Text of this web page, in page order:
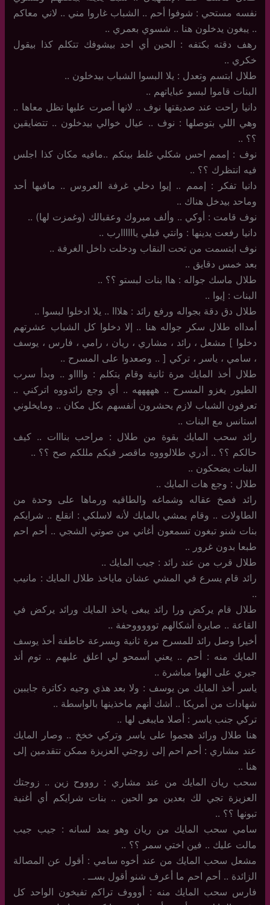
نفسه مستحي : شوفوا أحم .. الشباب غاروا مني .. لاني معاكم
.. يبغون يدخلون هنا .. شسوي بعمري ..
رهف دقته بكتفه : الحين أي احد بيشوفك تتكلم كذا بيقول
خكري ..
طلال ابتسم وتعدل : يلا البسوا الشباب بيدخلون ..
البنات قاموا لبسو عباياتهم ..
دانيا راحت عند صديقتها نوف .. لانها أصرت عليها تظل معاها ..
وهي اللي بتوصلها : نوف .. عيال خوالي بيدخلون .. تتضايقين
؟؟ ..
نوف : إممم احس شكلي غلط بينكم ..مافيه مكان كذا اجلس
فيه انتظرك ؟؟ ..
دانيا تفكر : إممم .. إيوا دخلي غرفة العروس .. مافيها أحد
وماحد بيدخل هناك ..
نوف قامت : أوكي .. وألف مبروك وعقبالك (وغمزت لها) ..
دانيا رفعت يدينها : وانتي قبلي ياااااارب ..
نوف ابتسمت من تحت النقاب ودخلت داخل الغرفة ..
بعد خمس دقايق ..
طلال ماسك جواله : هاا بنات لبستو ؟؟ ..
البنات : إيوا ..
طلال دق دقة بجواله ورفع رائد : هلااا .. يلا ادخلوا لبسوا ..
أمدااه طلال سكر جواله هنا .. إلا دخلوا كل الشباب عشرتهم
دخلوا ] مشعل ، رائد ، مشاري ، ريان ، رامي ، فارس ، يوسف
، سامي ، ياسر ، تركي [ .. وصعدوا على المسرح ..
طلال أخذ المايك مرة ثانية وقام يتكلم : وااااو .. وبدأ سرب
الطيور يغزو المسرح .. هههههه .. أي وجع رائدووه اتركني ..
تعرفون الشباب لازم يحشرون أنفسهم بكل مكان .. ومايخلوني
استانس مع البنات ..
رائد سحب المايك بقوة من طلال : مراحب بنااات .. كيف
حالكم ؟؟ .. أدري طلالوووه ماقصر فيكم مللكم صح ؟؟ ..
البنات يضحكون ..
طلال : وجع هات المايك ..
رائد فصخ عقاله وشماغه والطاقيه ورماها على وحدة من
الطاولات .. وقام يمشي بالمايك لأنه لاسلكي : انقلع .. شرايكم
بنات شنو تبغون تسمعون أغاني من صوتي الشجي .. أحم احم
طبعا بدون غرور ..
طلال قرب من عند رائد : جيب المايك ..
رائد قام يسرع في المشي عشان ماياخذ طلال المايك : مانيب
..
طلال قام يركض ورا رائد يبغى ياخذ المايك ورائد يركض في
القاعة .. صايرة أشكالهم توووووحفة ..
أخيرا وصل رائد للمسرح مرة ثانية وبسرعة خاطفة أخذ يوسف
المايك منه : أحم .. يعني أسمحو لي اعلق عليهم .. توم أند
جيري على الهوا مباشرة ..
ياسر أخذ المايك من يوسف : ولا بعد هذي وجيه دكاترة جايبين
شهادات من أمريكا .. أشك أنهم ماخذينها بالواسطة ..
تركي جنب ياسر : أصلا مايبغى لها ..
هنا طلال ورائد هجموا على ياسر وتركي خخخ .. وصار المايك
عند مشاري : أحم احم إلى زوجتي العزيزة ممكن تتقدمين إلى
هنا ..
سحب ريان المايك من عند مشاري : روووح زين .. زوجتك
العزيزة تجي لك بعدين مو الحين .. بنات شرايكم أي أغنية
تبونها ؟؟ ..
سامي سحب المايك من ريان وهو يمد لسانه : جيب جيب
مالت عليك .. فين اختي سمر ؟؟ ..
مشعل سحب المايك من عند أخوه سامي : أقول عن المصالة
الزائدة .. أحم احم ما أعرف شنو أقول بســ .
فارس سحب المايك منه : أوووف تراكم تفيخون الواحد كل